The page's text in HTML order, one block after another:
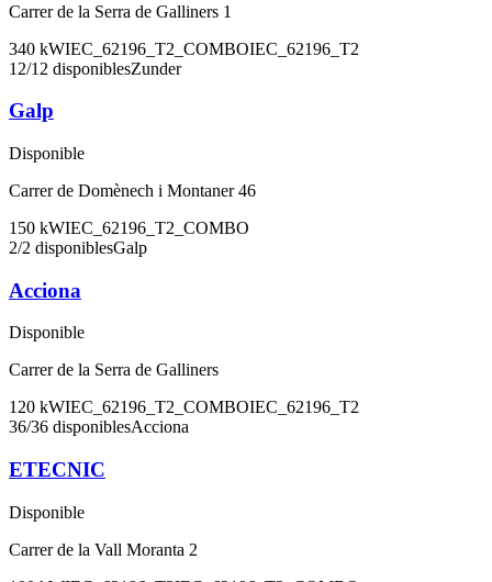
Carrer de la Serra de Galliners 1
340 kWIEC_62196_T2_COMBOIEC_62196_T2
12/12 disponiblesZunder
Galp
Disponible
Carrer de Domènech i Montaner 46
150 kWIEC_62196_T2_COMBO
2/2 disponiblesGalp
Acciona
Disponible
Carrer de la Serra de Galliners
120 kWIEC_62196_T2_COMBOIEC_62196_T2
36/36 disponiblesAcciona
ETECNIC
Disponible
Carrer de la Vall Moranta 2